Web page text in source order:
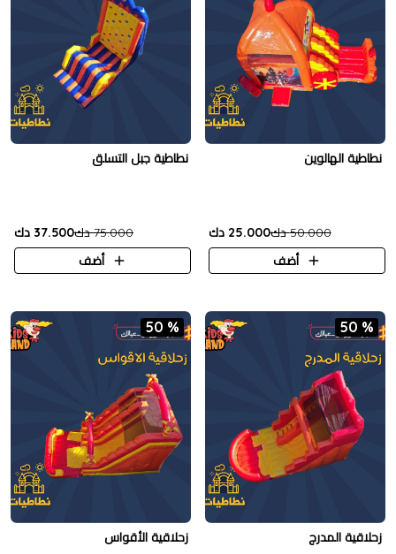
نطاطية الهالوين
50.000 دك
25.000 دك
أضف
نطاطية جبل التسلق
75.000 دك
37.500 دك
أضف
50 %
زحلاقية المدرج
50 %
زحلاقية الأقواس